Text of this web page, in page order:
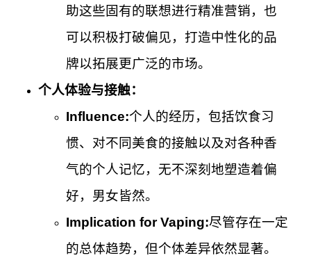
助这些固有的联想进行精准营销，也
可以积极打破偏见，打造中性化的品
牌以拓展更广泛的市场。
个人体验与接触：
Influence:个人的经历，包括饮食习
惯、对不同美食的接触以及对各种香
气的个人记忆，无不深刻地塑造着偏
好，男女皆然。
Implication for Vaping:尽管存在一定
的总体趋势，但个体差异依然显著。